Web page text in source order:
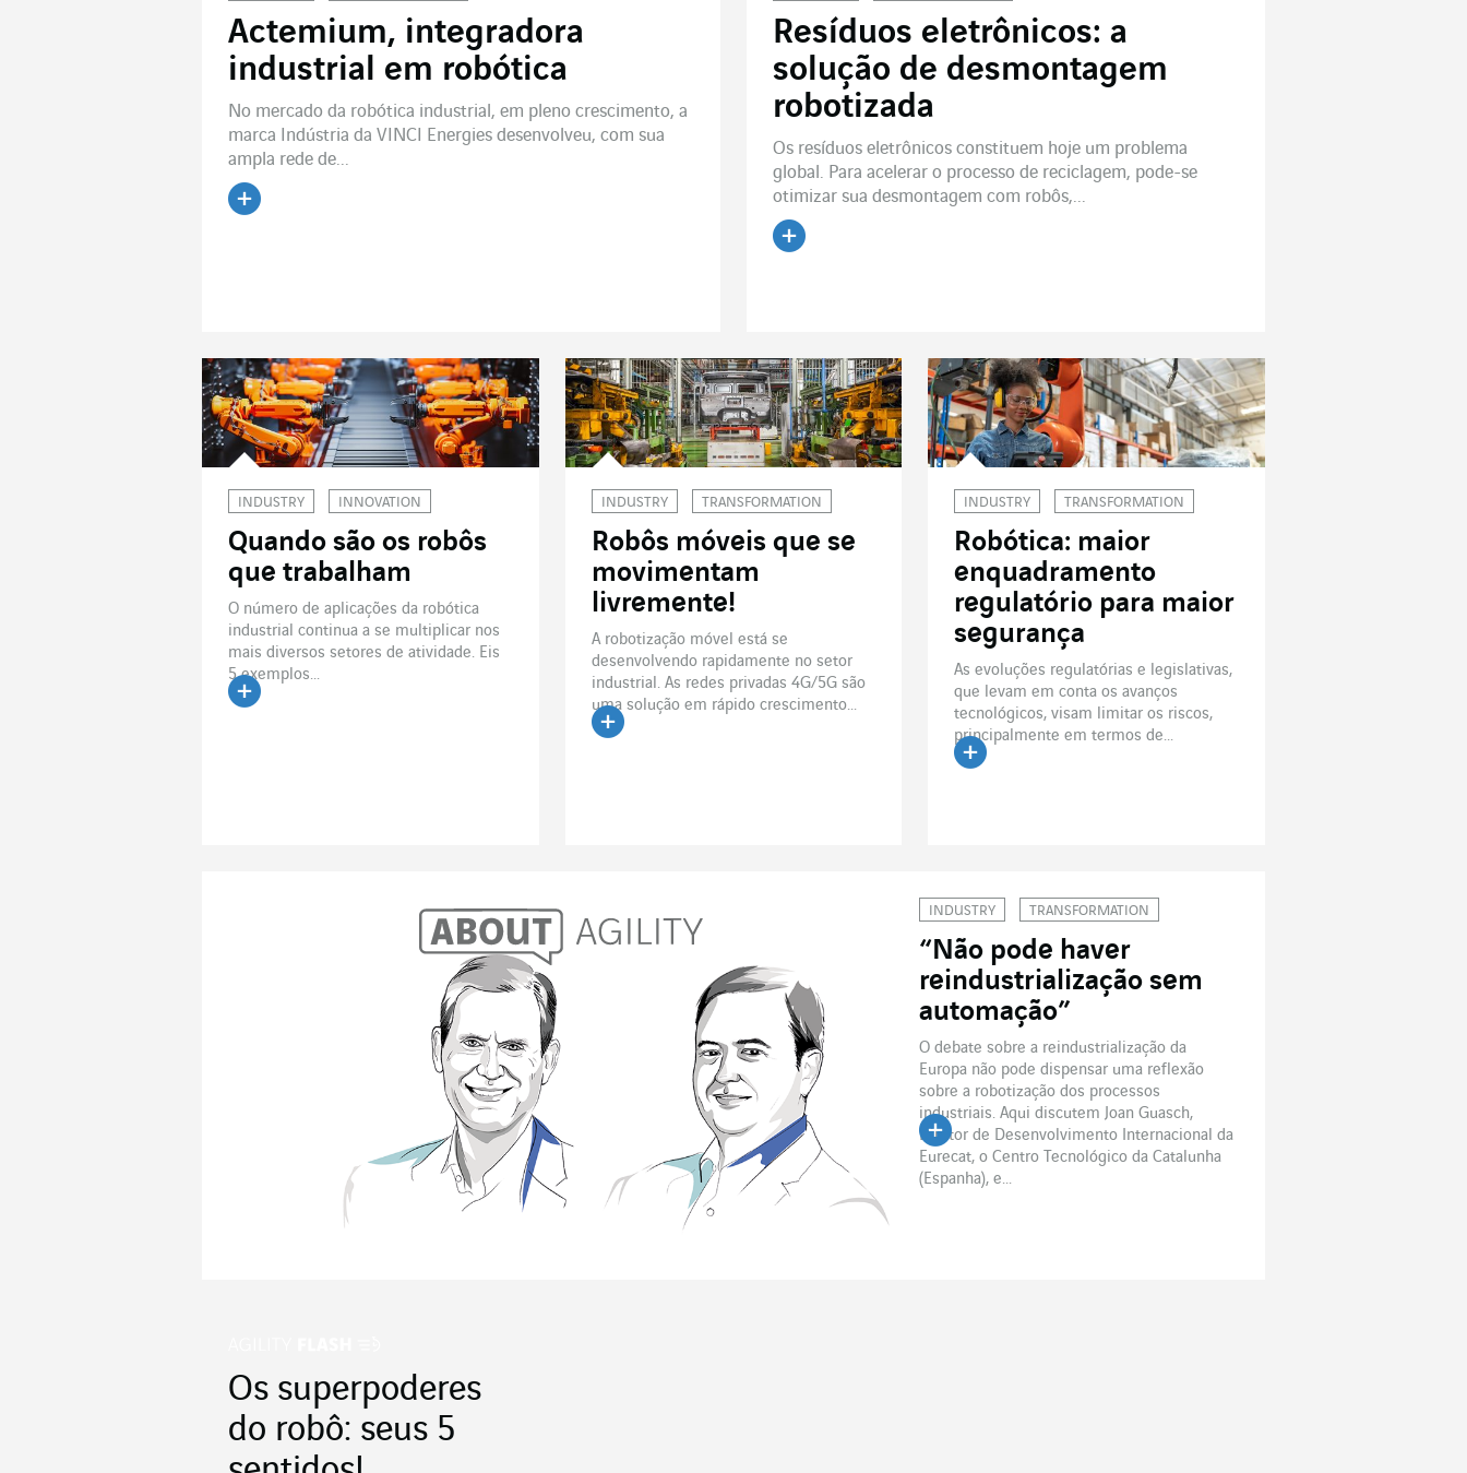
Actemium, integradora
industrial em robótica
No mercado da robótica industrial, em pleno crescimento, a
marca Indústria da VINCI Energies desenvolveu, com sua
ampla rede de...
Resíduos eletrônicos: a
solução de desmontagem
robotizada
Os resíduos eletrônicos constituem hoje um problema
global. Para acelerar o processo de reciclagem, pode-se
otimizar sua desmontagem com robôs,...
INDUSTRY INNOVATION
Quando são os robôs
que trabalham
O número de aplicações da robótica
industrial continua a se multiplicar nos
mais diversos setores de atividade. Eis
5 exemplos...
INDUSTRY TRANSFORMATION
Robôs móveis que se
movimentam
livremente!
A robotização móvel está se
desenvolvendo rapidamente no setor
industrial. As redes privadas 4G/5G são
uma solução em rápido crescimento...
INDUSTRY TRANSFORMATION
Robótica: maior
enquadramento
regulatório para maior
segurança
As evoluções regulatórias e legislativas,
que levam em conta os avanços
tecnológicos, visam limitar os riscos,
principalmente em termos de...
INDUSTRY TRANSFORMATION
“Não pode haver
reindustrialização sem
automação”
O debate sobre a reindustrialização da
Europa não pode dispensar uma reflexão
sobre a robotização dos processos
industriais. Aqui discutem Joan Guasch,
Diretor de Desenvolvimento Internacional da
Eurecat, o Centro Tecnológico da Catalunha
(Espanha), e...
Os superpoderes
do robô: seus 5